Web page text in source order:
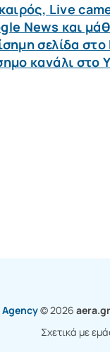
Live
News και
σελίδα
κανάλι στο
© 2026 aera.gr
Σχετικά με